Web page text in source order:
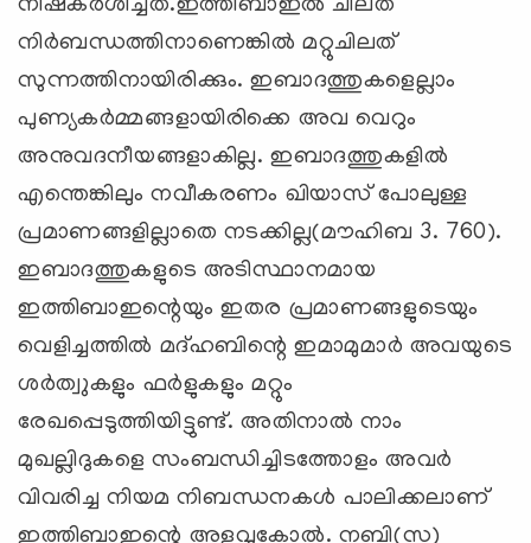
നിഷ്‌കര്‍ശിച്ചത്.ഇത്തിബാഇല്‍ ചിലത്
നിര്‍ബന്ധത്തിനാണെങ്കില്‍ മറ്റുചിലത്
സുന്നത്തിനായിരിക്കും. ഇബാദത്തുകളെല്ലാം
പുണ്യകര്‍മ്മങ്ങളായിരിക്കെ അവ വെറും
അനുവദനീയങ്ങളാകില്ല. ഇബാദത്തുകളില്‍
എന്തെങ്കിലും നവീകരണം ഖിയാസ് പോലുള്ള
പ്രമാണങ്ങളില്ലാതെ നടക്കില്ല(മൗഹിബ 3. 760).
ഇബാദത്തുകളുടെ അടിസ്ഥാനമായ
ഇത്തിബാഇന്റെയും ഇതര പ്രമാണങ്ങളുടെയും
വെളിച്ചത്തില്‍ മദ്ഹബിന്റെ ഇമാമുമാര്‍ അവയുടെ
ശര്‍ത്വുകളും ഫര്‍ളുകളും മറ്റും
രേഖപ്പെടുത്തിയിട്ടുണ്ട്. അതിനാല്‍ നാം
മുഖല്ലിദുകളെ സംബന്ധിച്ചിടത്തോളം അവര്‍
വിവരിച്ച നിയമ നിബന്ധനകള്‍ പാലിക്കലാണ്
ഇത്തിബാഇന്റെ അളവുകോല്‍. നബി(സ)